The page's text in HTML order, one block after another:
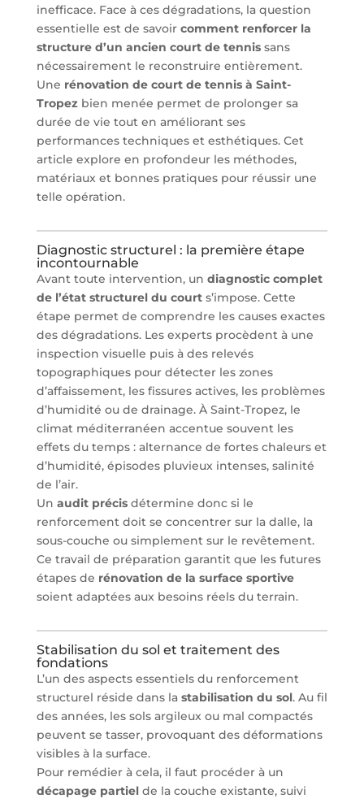
inefficace. Face à ces dégradations, la question
essentielle est de savoir comment renforcer la
structure d’un ancien court de tennissans
nécessairement le reconstruire entièrement.
Une rénovation de court de tennis à Saint-
Tropezbien menée permet de prolonger sa
durée de vie tout en améliorant ses
performances techniques et esthétiques. Cet
article explore en profondeur les méthodes,
matériaux et bonnes pratiques pour réussir une
telle opération.
Diagnostic structurel : la première étape
incontournable
Avant toute intervention, un diagnostic complet
de l’état structurel du courts’impose. Cette
étape permet de comprendre les causes exactes
des dégradations. Les experts procèdent à une
inspection visuelle puis à des relevés
topographiques pour détecter les zones
d’affaissement, les fissures actives, les problèmes
d’humidité ou de drainage. À Saint-Tropez, le
climat méditerranéen accentue souvent les
effets du temps : alternance de fortes chaleurs et
d’humidité, épisodes pluvieux intenses, salinité
de l’air.
Un audit précisdétermine donc si le
renforcement doit se concentrer sur la dalle, la
sous-couche ou simplement sur le revêtement.
Ce travail de préparation garantit que les futures
étapes de rénovation de la surface sportive
soient adaptées aux besoins réels du terrain.
Stabilisation du sol et traitement des
fondations
L’un des aspects essentiels du renforcement
structurel réside dans la stabilisation du sol. Au fil
des années, les sols argileux ou mal compactés
peuvent se tasser, provoquant des déformations
visibles à la surface.
Pour remédier à cela, il faut procéder à un
décapage partielde la couche existante, suivi